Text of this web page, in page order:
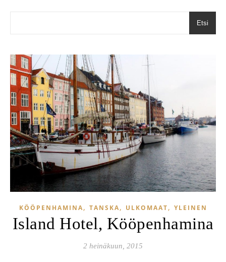
Etsi
KÖÖPENHAMINA, TANSKA, ULKOMAAT, YLEINEN
Island Hotel, Kööpenhamina
2 heinäkuun, 2015